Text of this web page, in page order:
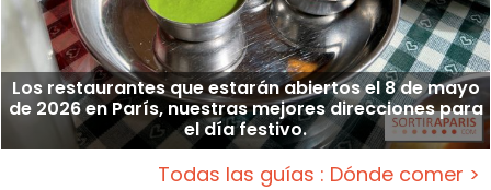
Los restaurantes que estarán abiertos el 8 de mayo
de 2026 en París, nuestras mejores direcciones para
el día festivo.
Todas las guías : Dónde comer >